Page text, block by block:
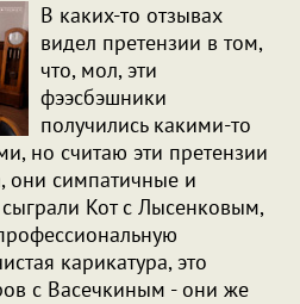
В каких-то отзывах
видел претензии в том,
что, мол, эти
фээсбэшники
получились какими-то
но считаю эти претензии
они симпатичные и
Кот с Лысенковым,
карикатура, это
с Васечкиным - они же